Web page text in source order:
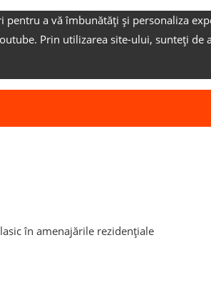
pentru a vă îmbunătăți și personaliza
Prin utilizarea site-ului, sunteți de
în amenajările rezidențiale